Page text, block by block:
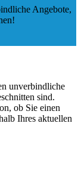
Angebote,
unverbindliche
sind.
ob Sie einen
Ihres aktuellen